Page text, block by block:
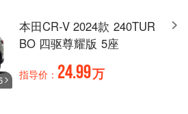
本田CR-V 2024款 240TUR
BO 四驱尊耀版 5座
指导价： 24.99万